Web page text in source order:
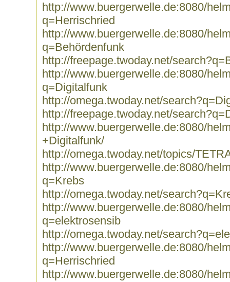
http://www.buergerwelle.de:8080/
q=Herrischried
http://www.buergerwelle.de:8080/
q=Behördenfunk
http://freepage.twoday.net/
http://www.buergerwelle.de:8080/
q=Digitalfunk
http://omega.twoday.net/
http://freepage.twoday.net/
http://www.buergerwelle.de:8080/
+Digitalfunk/
http://omega.twoday.net/topics/
http://www.buergerwelle.de:8080/
q=Krebs
http://omega.twoday.net/
http://www.buergerwelle.de:8080/
q=elektrosensib
http://omega.twoday.net/
http://www.buergerwelle.de:8080/
q=Herrischried
http://www.buergerwelle.de:8080/